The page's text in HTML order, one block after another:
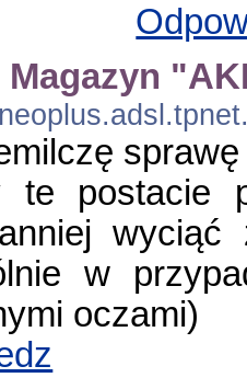
Magazyn
te postacie
w
oczami)